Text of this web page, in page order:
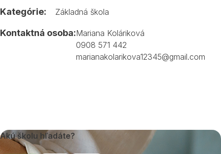
Kategórie: Základná škola
Kontaktná osoba:Mariana Koláriková
0908 571 442
marianakolarikova12345@gmail.com
Akú školu hľadáte?